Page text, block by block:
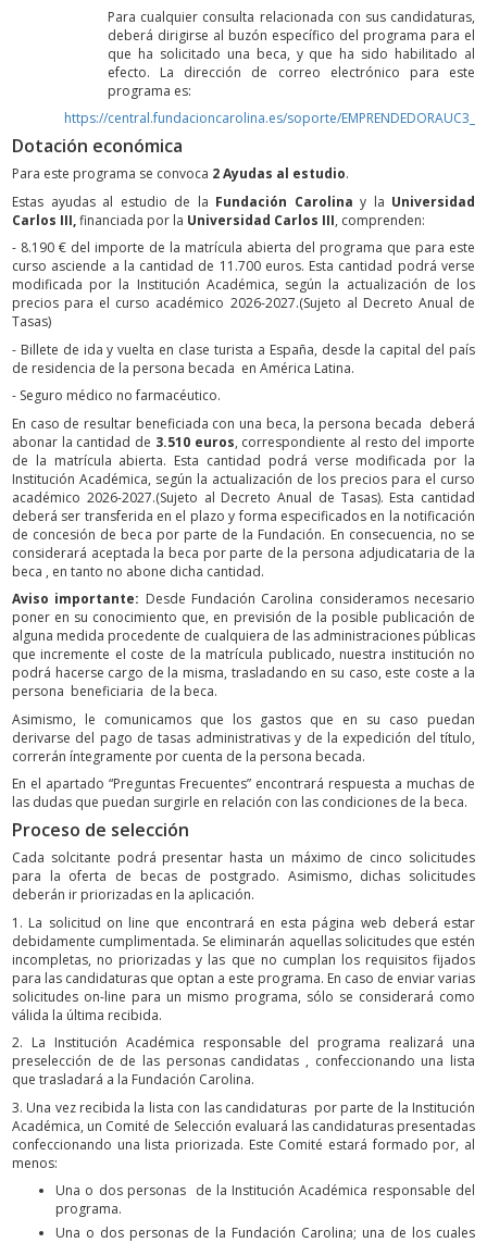
Para cualquier consulta relacionada con sus candidaturas,
deberá dirigirse al buzón específico del programa para el
que ha solicitado una beca, y que ha sido habilitado al
efecto. La dirección de correo electrónico para este
programa es:
https://central.fundacioncarolina.es/soporte/
Dotación económica
Para este programa se convoca 2 Ayudas al estudio.
Estas ayudas al estudio de la Fundación Carolina y la Universidad
Carlos III,financiada por la Universidad Carlos III, comprenden:
- 8.190 € del importe de la matrícula abierta del programa que para este
curso asciende a la cantidad de 11.700 euros. Esta cantidad podrá verse
modificada por la Institución Académica, según la actualización de los
precios para el curso académico 2026-2027.(Sujeto al Decreto Anual de
Tasas)
- Billete de ida y vuelta en clase turista a España, desde la capital del país
de residencia de la persona becada en América Latina.
- Seguro médico no farmacéutico.
En caso de resultar beneficiada con una beca, la persona becada deberá
abonar la cantidad de 3.510 euros, correspondiente al resto del importe
de la matrícula abierta. Esta cantidad podrá verse modificada por la
Institución Académica, según la actualización de los precios para el curso
académico 2026-2027.(Sujeto al Decreto Anual de Tasas). Esta cantidad
deberá ser transferida en el plazo y forma especificados en la notificación
de concesión de beca por parte de la Fundación. En consecuencia, no se
considerará aceptada la beca por parte de la persona adjudicataria de la
beca , en tanto no abone dicha cantidad.
Aviso importante: Desde Fundación Carolina consideramos necesario
poner en su conocimiento que, en previsión de la posible publicación de
alguna medida procedente de cualquiera de las administraciones públicas
que incremente el coste de la matrícula publicado, nuestra institución no
podrá hacerse cargo de la misma, trasladando en su caso, este coste a la
persona beneficiaria de la beca.
Asimismo, le comunicamos que los gastos que en su caso puedan
derivarse del pago de tasas administrativas y de la expedición del título,
correrán íntegramente por cuenta de la persona becada.
En el apartado “Preguntas Frecuentes” encontrará respuesta a muchas de
las dudas que puedan surgirle en relación con las condiciones de la beca.
Proceso de selección
Cada solcitante podrá presentar hasta un máximo de cinco solicitudes
para la oferta de becas de postgrado. Asimismo, dichas solicitudes
deberán ir priorizadas en la aplicación.
1. La solicitud on line que encontrará en esta página web deberá estar
debidamente cumplimentada. Se eliminarán aquellas solicitudes que estén
incompletas, no priorizadas y las que no cumplan los requisitos fijados
para las candidaturas que optan a este programa. En caso de enviar varias
solicitudes on-line para un mismo programa, sólo se considerará como
válida la última recibida.
2. La Institución Académica responsable del programa realizará una
preselección de de las personas candidatas , confeccionando una lista
que trasladará a la Fundación Carolina.
3. Una vez recibida la lista con las candidaturas por parte de la Institución
Académica, un Comité de Selección evaluará las candidaturas presentadas
confeccionando una lista priorizada. Este Comité estará formado por, al
menos:
Una o dos personas de la Institución Académica responsable del
programa.
Una o dos personas de la Fundación Carolina; una de los cuales